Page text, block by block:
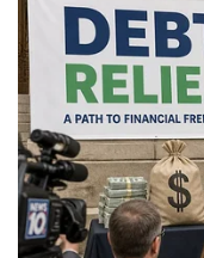
Doanh nghiệp
Thông tin doanh nghiệp